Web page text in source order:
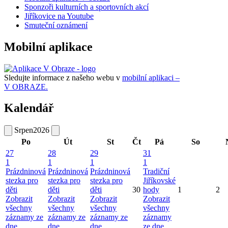
Sponzoři kulturních a sportovních akcí
Jiříkovice na Youtube
Smuteční oznámení
Mobilní aplikace
Sledujte informace z našeho webu v mobilní aplikaci –
V OBRAZE.
Kalendář
Srpen2026
Po
Út St Čt Pá So
27
1
Prázdninová
stezka pro
děti
Zobrazit
všechny
záznamy ze
28
1
Prázdninová
stezka pro
děti
Zobrazit
všechny
záznamy ze
29
1
Prázdninová
stezka pro
děti
Zobrazit
všechny
záznamy ze
30
31
1
Tradiční
Jiříkovské
hody
Zobrazit
všechny
záznamy
1 2